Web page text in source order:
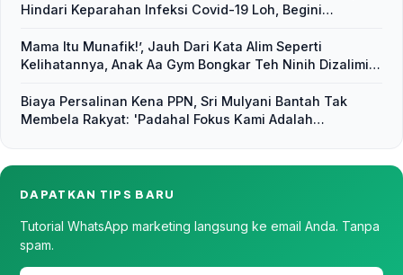
Hindari Keparahan Infeksi Covid-19 Loh, Begini
Mama Itu Munafik!’, Jauh Dari Kata Alim Seperti
Kelihatannya, Anak Aa Gym Bongkar Teh Ninih Dizalimi
Biaya Persalinan Kena PPN, Sri Mulyani Bantah Tak
Membela Rakyat: 'Padahal Fokus Kami Adalah
DAPATKAN TIPS BARU
Tutorial WhatsApp marketing langsung ke email Anda. Tanpa
spam.